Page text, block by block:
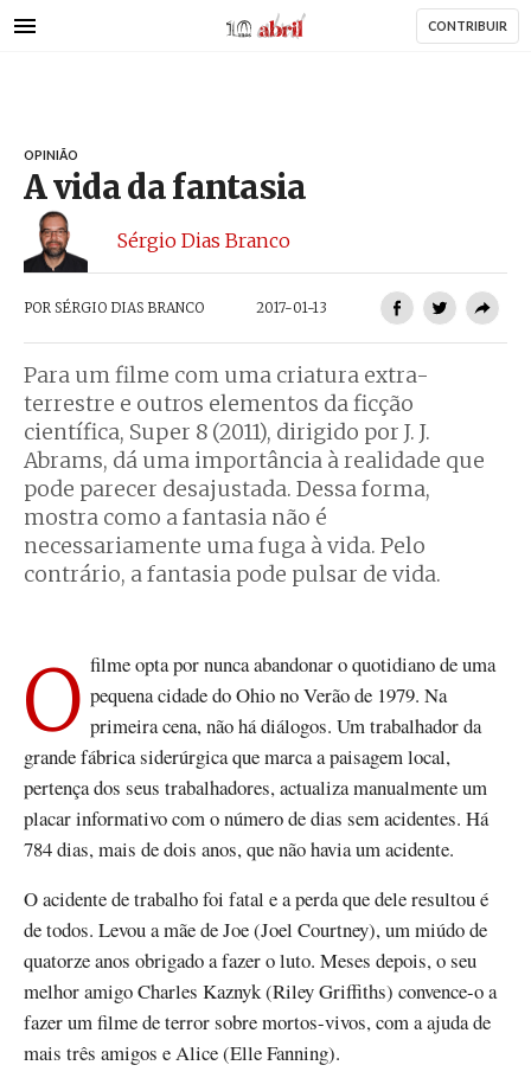
para
AbrilAbril CONTRIBUIR
OPINIÃO
A vida da fantasia
Sérgio Dias Branco
POR SÉRGIO DIAS BRANCO 2017-01-13
Para um filme com uma criatura extra-
terrestre e outros elementos da ficção
científica, Super 8 (2011), dirigido por J. J.
Abrams, dá uma importância à realidade que
pode parecer desajustada. Dessa forma,
mostra como a fantasia não é
necessariamente uma fuga à vida. Pelo
contrário, a fantasia pode pulsar de vida.
O filme opta por nunca abandonar o quotidiano de uma pequena cidade do Ohio no Verão de 1979. Na
primeira cena, não há diálogos. Um trabalhador da
grande fábrica siderúrgica que marca a paisagem local,
pertença dos seus trabalhadores, actualiza manualmente um
placar informativo com o número de dias sem acidentes. Há
784 dias, mais de dois anos, que não havia um acidente.
O acidente de trabalho foi fatal e a perda que dele resultou é
de todos. Levou a mãe de Joe (Joel Courtney), um miúdo de
quatorze anos obrigado a fazer o luto. Meses depois, o seu
melhor amigo Charles Kaznyk (Riley Griffiths) convence-o a
fazer um filme de terror sobre mortos-vivos, com a ajuda de
mais três amigos e Alice (Elle Fanning).